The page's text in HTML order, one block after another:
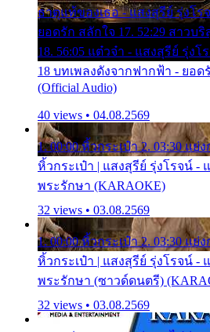
ธาตุแท้ของเธอ - แสงสุรีย์ รุ่งโร
ยอดรัก สลักใจ 17. 52:29 สาว
18. 56:05 แต๋วจ๋า - แสงสุรีย์ รุ่งโ
18 บทเพลงดังจากฟากฟ้า - ยอด
(Official Audio)
40 views • 04.08.2569
1. 00:00 หิ้วกระเป๋า 2. 03:30 แย่ง
หิ้วกระเป๋า | แสงสุรีย์ รุ่งโรจน์ -
พระรักษา (KARAOKE)
32 views • 03.08.2569
1. 00:00 หิ้วกระเป๋า 2. 03:30 แย่ง
หิ้วกระเป๋า | แสงสุรีย์ รุ่งโรจน์ -
พระรักษา (ซาวด์ดนตรี)
32 views • 03.08.2569